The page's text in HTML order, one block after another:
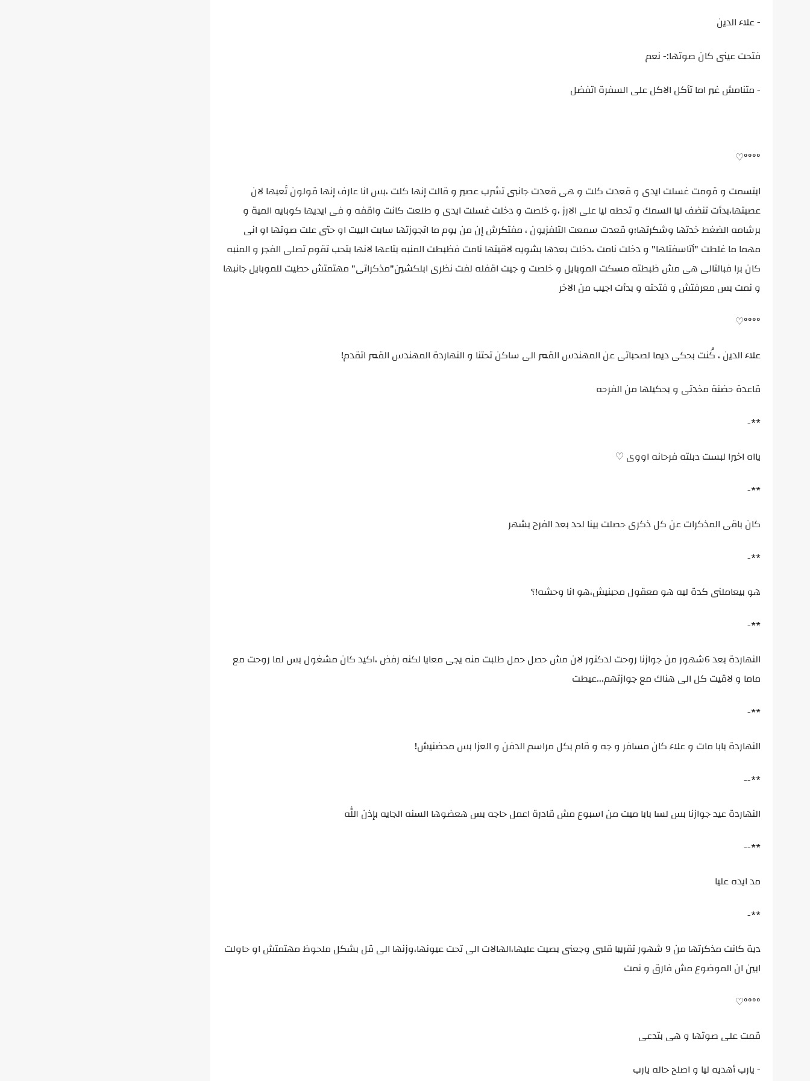
- علاء الدين
فتحت عينى كان صوتها:- نعم
- متنامش غير اما تأكل الاكل على السفرة اتفضل
°°°°♡
ابتسمت و قومت غسلت ايدى و قعدت كلت و هى قعدت جانبى تشرب عصير و قالت إنها كلت ،بس انا عارف إنها قولون تَعبها لان
عصبتها،بدأت تنضف ليا السمك و تحطه ليا على الارز ،و خلصت و دخلت غسلت ايدى و طلعت كانت واقفه و فى ايديها كوبايه المية و
برشامه الضغط خدتها وشكرتها؛و قعدت سمعت التلفزيون ، مفتكرش إن من يوم ما اتجوزتها سابت البيت او حتى علت صوتها او انى
مهما ما غلطت "أتاسفتلها" و دخلت نامت ،دخلت بعدها بشويه لاقيتها نامت فظبطت المنبه بتاعها لانها بتحب تقوم تصلى الفجر و المنبه
كان برا فبالتالى هى مش ظبطته مسكت الموبايل و خلصت و جيت اقفله لفت نظرى ابلكشين"مذكراتى" مهتمتش حطيت للموبايل جانبها
و نمت بس معرفتش و فتحته و بدأت اجيب من الاخر
°°°°♡
علاء الدين ، كُنت بحكى ديما لصحباتى عن المهندس القمر الى ساكن تحتنا و النهاردة المهندس القمر اتقدم!
قاعدة حضنة مخدتى و بحكيلها من الفرحه
**-
يااه اخيرا لبست دبلته فرحانه اووى ♡
**-
كان باقى المذكرات عن كل ذكرى حصلت بينا لحد بعد الفرح بشهر
**-
هو بيعاملنى كدة ليه هو معقول محبنيش،هو انا وحشه!؟
**-
النهاردة بعد 6شهور من جوازنا روحت لدكتور لان مش حصل حمل طلبت منه يجى معايا لكنه رفض ،اكيد كان مشغول بس لما روحت مع
ماما و لاقيت كل الى هناك مع جوازتهم...عيطت
**-
النهاردة بابا مات و علاء كان مسافر و جه و قام بكل مراسم الدفن و العزا بس محضنيش!
**--
النهاردة عيد جوازنا بس لسا بابا ميت من اسبوع مش قادرة اعمل حاجه بس هعضوها السنه الجايه بإذن الله
**--
مد ايده عليا
**-
دية كانت مذكرتها من 9 شهور تقريبا قلبى وجعنى بصيت عليها،الهالات الى تحت عيونها،وزنها الى قل بشكل ملحوظ مهتمتش او حاولت
ابين ان الموضوع مش فارق و نمت
°°°°♡
قمت على صوتها و هى بتدعى
- يارب أهديه ليا و اصلح حاله يارب